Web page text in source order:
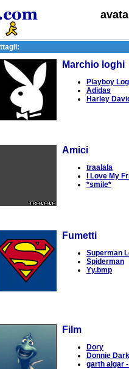
Marchio loghi
Playboy
Adidas
Harley
Amici
traalala
I Love My
*smile*
Fumetti
Superman
Spiderman
Yy.bmp
Film
Dory
Donnie
garth algar